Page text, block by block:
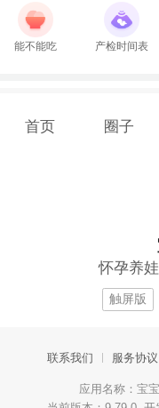
能不能吃 产检时间表
首页 圈子
怀孕养
触屏版
联系我们 服务协议
应用名称：宝